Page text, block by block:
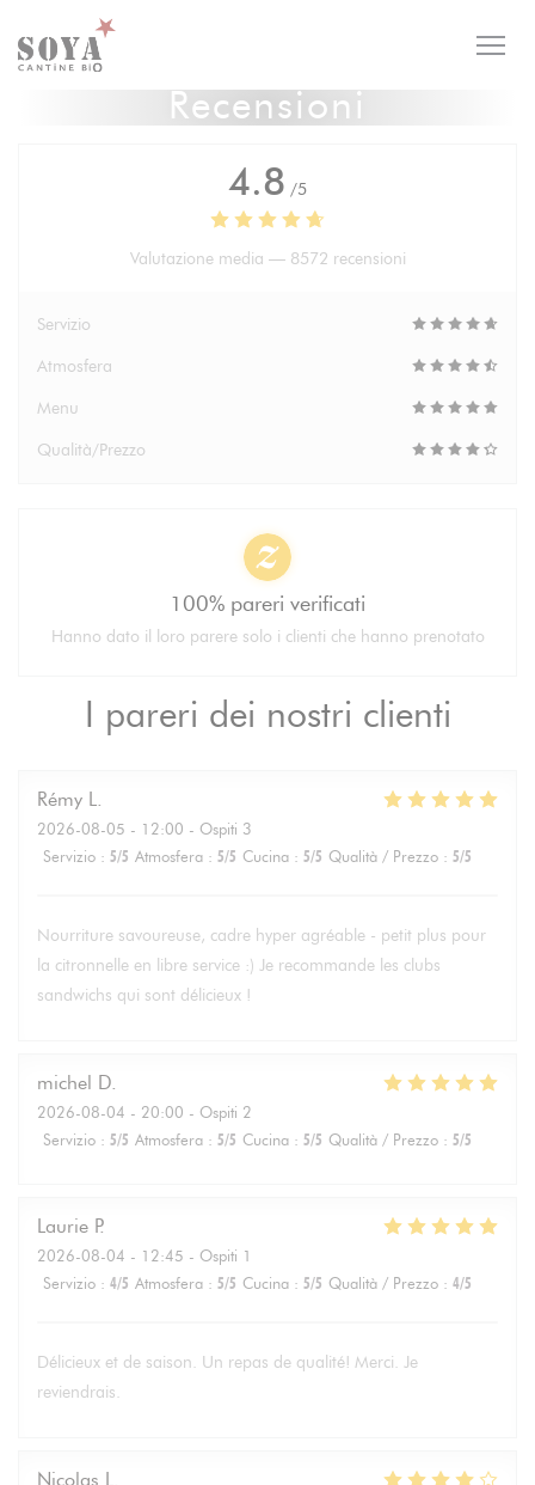
Personalizzazione delle tue scelte sui cookie
Recensioni
I pareri dei nostri clienti
Rémy L
2026-08-05 - 12:00 - Ospiti 3
Servizio : 5/5 Atmosfera : 5/5 Cucina : 5/5 Qualità / Prezzo : 5/5
Nourriture savoureuse, cadre hyper agréable - petit plus pour
la citronnelle en libre service :) Je recommande les clubs
sandwichs qui sont délicieux !
michel D
2026-08-04 - 20:00 - Ospiti 2
Servizio : 5/5 Atmosfera : 5/5 Cucina : 5/5 Qualità / Prezzo : 5/5
Laurie P
2026-08-04 - 12:45 - Ospiti 1
Servizio : 4/5 Atmosfera : 5/5 Cucina : 5/5 Qualità / Prezzo : 4/5
Délicieux et de saison. Un repas de qualité! Merci. Je
reviendrais.
Nicolas L
4.8 /5
Valutazione media — 8572 recensioni
Servizio
Atmosfera
Menu
Qualità/Prezzo
100% pareri verificati
Hanno dato il loro parere solo i clienti che hanno prenotato